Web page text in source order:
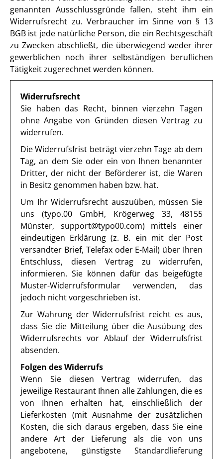
genannten Ausschlussgründe fallen, steht ihm ein
Widerrufsrecht zu. Verbraucher im Sinne von § 13
BGB ist jede natürliche Person, die ein Rechtsgeschäft
zu Zwecken abschließt, die überwiegend weder ihrer
gewerblichen noch ihrer selbständigen beruflichen
Tätigkeit zugerechnet werden können.
Widerrufsrecht
Sie haben das Recht, binnen vierzehn Tagen
ohne Angabe von Gründen diesen Vertrag zu
widerrufen.
Die Widerrufsfrist beträgt vierzehn Tage ab dem
Tag, an dem Sie oder ein von Ihnen benannter
Dritter, der nicht der Beförderer ist, die Waren
in Besitz genommen haben bzw. hat.
Um Ihr Widerrufsrecht auszuüben, müssen Sie
uns (typo.00 GmbH, Krögerweg 33, 48155
Münster, support@typo00.com) mittels einer
eindeutigen Erklärung (z. B. ein mit der Post
versandter Brief, Telefax oder E-Mail) über Ihren
Entschluss, diesen Vertrag zu widerrufen,
informieren. Sie können dafür das beigefügte
Muster-Widerrufsformular verwenden, das
jedoch nicht vorgeschrieben ist.
Zur Wahrung der Widerrufsfrist reicht es aus,
dass Sie die Mitteilung über die Ausübung des
Widerrufsrechts vor Ablauf der Widerrufsfrist
absenden.
Folgen des Widerrufs
Wenn Sie diesen Vertrag widerrufen, das
jeweilige Restaurant Ihnen alle Zahlungen, die es
von Ihnen erhalten hat, einschließlich der
Lieferkosten (mit Ausnahme der zusätzlichen
Kosten, die sich daraus ergeben, dass Sie eine
andere Art der Lieferung als die von uns
angebotene, günstigste Standardlieferung